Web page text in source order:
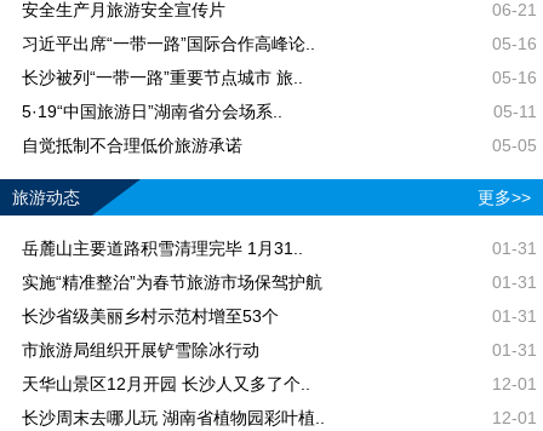
安全生产月旅游安全宣传片
06-21
习近平出席“一带一路”国际合作高峰论..
05-16
长沙被列“一带一路”重要节点城市 旅..
05-16
5·19“中国旅游日”湖南省分会场系..
05-11
自觉抵制不合理低价旅游承诺
05-05
旅游动态 更多>>
岳麓山主要道路积雪清理完毕 1月31..
01-31
实施“精准整治”为春节旅游市场保驾护航
01-31
长沙省级美丽乡村示范村增至53个
01-31
市旅游局组织开展铲雪除冰行动
01-31
天华山景区12月开园 长沙人又多了个..
12-01
长沙周末去哪儿玩 湖南省植物园彩叶植..
12-01